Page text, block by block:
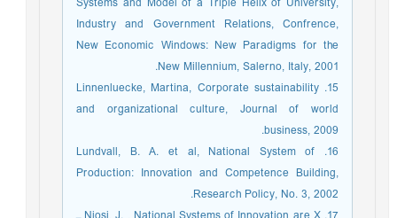
Industry and Government Relations, Confrence,
New Economic Windows: New Paradigms for the
New Millennium, Salerno, Italy, 2001.
15. Linnenluecke, Martina, Corporate sustainability
and organizational culture, Journal of world
business, 2009.
16. Lundvall, B. A. et al, National System of
Production: Innovation and Competence Building,
Research Policy, No. 3, 2002.